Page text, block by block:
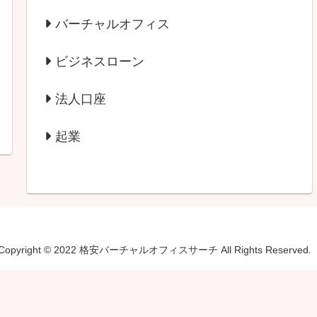
バーチャルオフィス
ビジネスローン
法人口座
起業
© 2022 格安バーチャルオフィスサーチ All Rights Reserved.